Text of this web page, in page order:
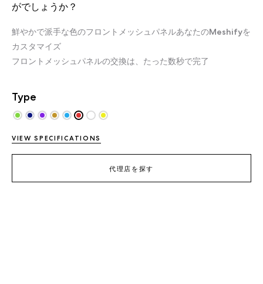
がでしょうか？
鮮やかで派手な色のフロントメッシュパネルあなたのMeshifyを
カスタマイズ
フロントメッシュパネルの交換は、たった数秒で完了
Type
VIEW SPECIFICATIONS
代理店を探す